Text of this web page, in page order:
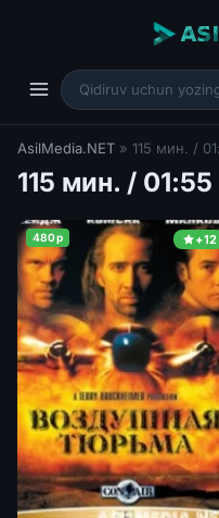
AsilMedia.NET » 115 мин. /
115 мин. /
+12
480p